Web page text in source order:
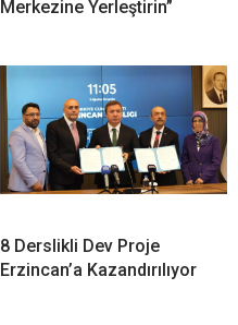
Merkezine Yerleştirin”
8 Derslikli Dev Proje
Erzincan’a Kazandırılıyor